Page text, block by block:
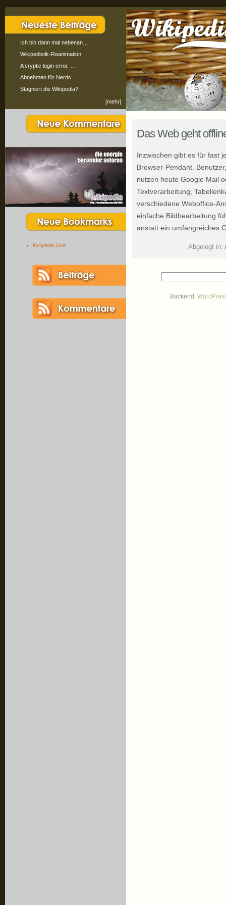
Ich bin dann mal nebenan…
Wikipedistik-Reanimation
A cryptic login error, …
Abnehmen für Nerds
Stagniert die Wikipedia?
[mehr]
Komplette Liste
Das Web geht
Inzwischen gibt es für fast
Browser-Pendant.
nutzen heute Google Mail
Textverarbeitung,
verschiedene Weboffice-
einfache Bildbearbeitung
anstatt ein umfangreiches
Abgelegt in:
Backend: